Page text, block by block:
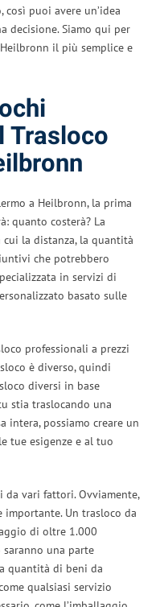
puoi avere un’idea
decisione. Siamo qui per
il più semplice e
Trasloco
a Heilbronn, la prima
quanto costerà? La
la distanza, la quantità
che potrebbero
in servizi di
basato sulle
professionali a prezzi
è diverso, quindi
diversi in base
stia traslocando una
intera, possiamo creare un
tue esigenze e al tuo
vari fattori. Ovviamente,
importante. Un trasloco da
di oltre 1.000
una parte
quantità di beni da
qualsiasi servizio